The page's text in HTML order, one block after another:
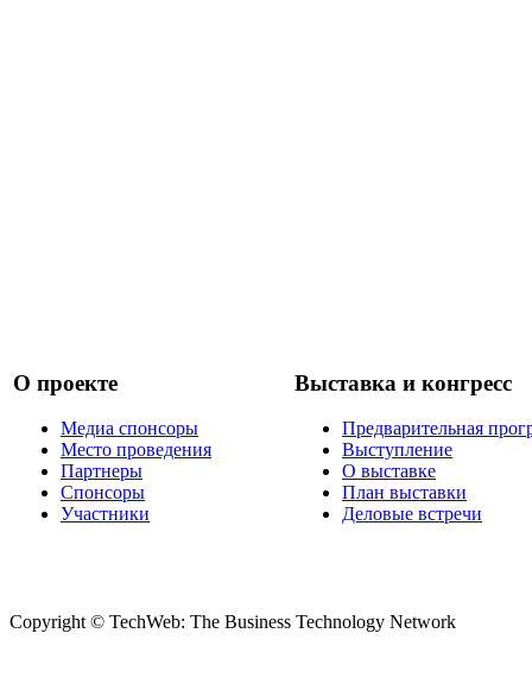
О проекте
Медиа спонсоры
Место проведения
Партнеры
Спонсоры
Участники
Выставка и конгресс
Предварительная
Выступление
О выставке
План выставки
Деловые встречи
Copyright © TechWeb: The Business Technology Network